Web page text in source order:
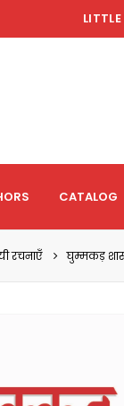
CATALOG
रचनाएँ घुम्मकड़